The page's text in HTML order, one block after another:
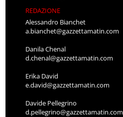
REDAZIONE
Alessandro Bianchet
a.bianchet@gazzettamatin.com
Danila Chenal
d.chenal@gazzettamatin.com
Erika David
e.david@gazzettamatin.com
Davide Pellegrino
d.pellegrino@gazzettamatin.com